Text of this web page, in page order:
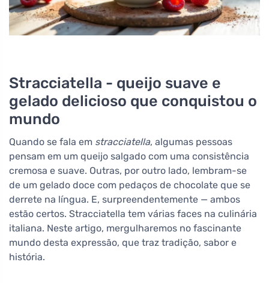
Stracciatella - queijo suave e
gelado delicioso que conquistou o
mundo
Quando se fala em stracciatella, algumas pessoas
pensam em um queijo salgado com uma consistência
cremosa e suave. Outras, por outro lado, lembram-se
de um gelado doce com pedaços de chocolate que se
derrete na língua. E, surpreendentemente — ambos
estão certos. Stracciatella tem várias faces na culinária
italiana. Neste artigo, mergulharemos no fascinante
mundo desta expressão, que traz tradição, sabor e
história.